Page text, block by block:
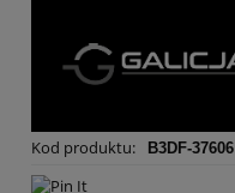
Kod produktu: B3DF-37606